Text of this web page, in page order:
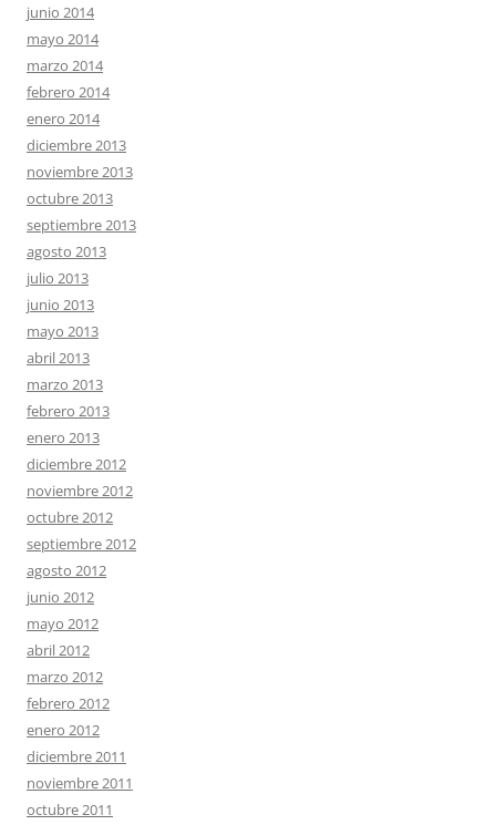
junio 2014
mayo 2014
marzo 2014
febrero 2014
enero 2014
diciembre 2013
noviembre 2013
octubre 2013
septiembre 2013
agosto 2013
julio 2013
junio 2013
mayo 2013
abril 2013
marzo 2013
febrero 2013
enero 2013
diciembre 2012
noviembre 2012
octubre 2012
septiembre 2012
agosto 2012
junio 2012
mayo 2012
abril 2012
marzo 2012
febrero 2012
enero 2012
diciembre 2011
noviembre 2011
octubre 2011